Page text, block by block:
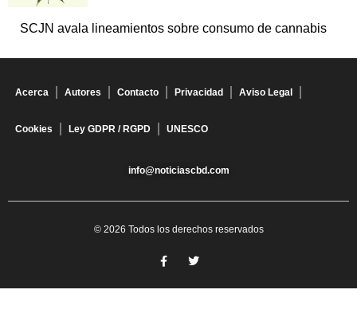
SCJN avala lineamientos sobre consumo de cannabis
Acerca Autores Contacto Privacidad Aviso Legal
Cookies Ley GDPR / RGPD UNESCO
info@noticiascbd.com
© 2026 Todos los derechos reservados